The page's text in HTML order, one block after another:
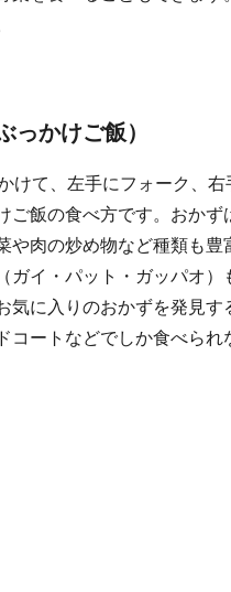
っかけご飯）
けて、左手にフォーク、右
ご飯の食べ方です。おかず
や肉の炒め物など種類も豊
ガイ・パット・ガッパオ
気に入りのおかずを発見
コートなどでしか食べら